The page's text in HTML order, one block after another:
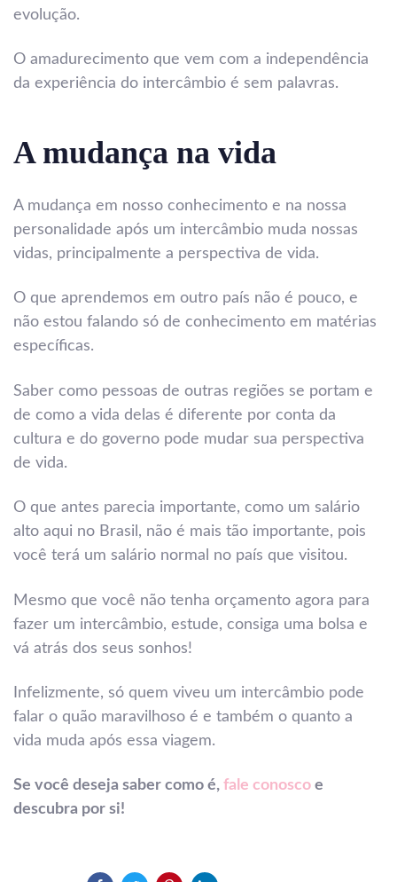
evolução.
O amadurecimento que vem com a independência
da experiência do intercâmbio é sem palavras.
A mudança na vida
A mudança em nosso conhecimento e na nossa
personalidade após um intercâmbio muda nossas
vidas, principalmente a perspectiva de vida.
O que aprendemos em outro país não é pouco, e
não estou falando só de conhecimento em matérias
específicas.
Saber como pessoas de outras regiões se portam e
de como a vida delas é diferente por conta da
cultura e do governo pode mudar sua perspectiva
de vida.
O que antes parecia importante, como um salário
alto aqui no Brasil, não é mais tão importante, pois
você terá um salário normal no país que visitou.
Mesmo que você não tenha orçamento agora para
fazer um intercâmbio, estude, consiga uma bolsa e
vá atrás dos seus sonhos!
Infelizmente, só quem viveu um intercâmbio pode
falar o quão maravilhoso é e também o quanto a
vida muda após essa viagem.
Se você deseja saber como é, fale conosco e
descubra por si!